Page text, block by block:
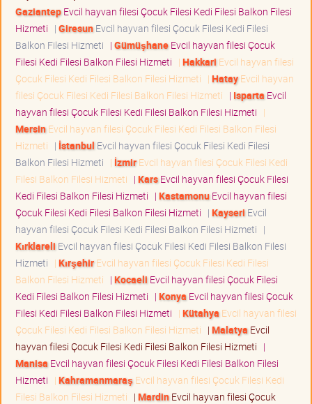
GaziantepEvcil hayvan filesi Çocuk Filesi Kedi Filesi Balkon Filesi
Hizmeti | GiresunEvcil hayvan filesi Çocuk Filesi Kedi Filesi
Balkon Filesi Hizmeti | GümüşhaneEvcil hayvan filesi Çocuk
Filesi Kedi Filesi Balkon Filesi Hizmeti | Hakkari Evcil hayvan filesi
Çocuk Filesi Kedi Filesi Balkon Filesi Hizmeti | HatayEvcil hayvan
filesi Çocuk Filesi Kedi Filesi Balkon Filesi Hizmeti | Isparta Evcil
hayvan filesi Çocuk Filesi Kedi Filesi Balkon Filesi Hizmeti |
MersinEvcil hayvan filesi Çocuk Filesi Kedi Filesi Balkon Filesi
Hizmeti | İstanbul Evcil hayvan filesi Çocuk Filesi Kedi Filesi
Balkon Filesi Hizmeti | İzmirEvcil hayvan filesi Çocuk Filesi Kedi
Filesi Balkon Filesi Hizmeti | KarsEvcil hayvan filesi Çocuk Filesi
Kedi Filesi Balkon Filesi Hizmeti | KastamonuEvcil hayvan filesi
Çocuk Filesi Kedi Filesi Balkon Filesi Hizmeti | Kayseri Evcil
hayvan filesi Çocuk Filesi Kedi Filesi Balkon Filesi Hizmeti |
Kırklareli Evcil hayvan filesi Çocuk Filesi Kedi Filesi Balkon Filesi
Hizmeti | KırşehirEvcil hayvan filesi Çocuk Filesi Kedi Filesi
Balkon Filesi Hizmeti | Kocaeli Evcil hayvan filesi Çocuk Filesi
Kedi Filesi Balkon Filesi Hizmeti | Konya Evcil hayvan filesi Çocuk
Filesi Kedi Filesi Balkon Filesi Hizmeti | Kütahya Evcil hayvan filesi
Çocuk Filesi Kedi Filesi Balkon Filesi Hizmeti | Malatya Evcil
hayvan filesi Çocuk Filesi Kedi Filesi Balkon Filesi Hizmeti |
Manisa Evcil hayvan filesi Çocuk Filesi Kedi Filesi Balkon Filesi
Hizmeti | Kahramanmaraş Evcil hayvan filesi Çocuk Filesi Kedi
Filesi Balkon Filesi Hizmeti | MardinEvcil hayvan filesi Çocuk